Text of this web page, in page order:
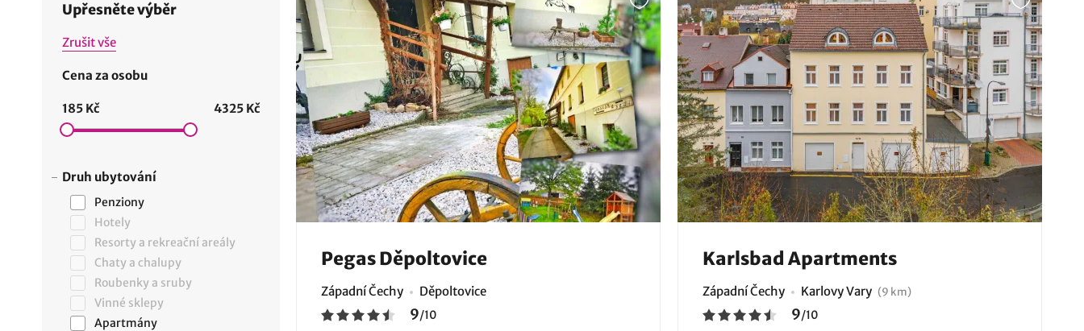
Upřesněte výběr
Zrušit vše
Cena za osobu
185 Kč 4325 Kč
Druh ubytování
Penziony
Hotely
Resorty a rekreační areály
Chaty a chalupy
Roubenky a sruby
Vinné sklepy
Apartmány
Pegas Děpoltovice
Západní Čechy Děpoltovice
9/10
Karlsbad Apartments
Západní Čechy Karlovy Vary (9 km)
9/10